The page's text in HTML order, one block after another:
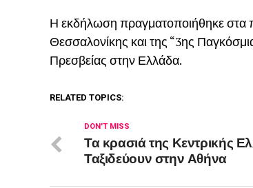
Η εκδήλωση πραγματοποιήθηκε στα
Θεσσαλονίκης και της “3ης
Πρεσβείας στην Ελλάδα.
RELATED TOPICS:
DON'T MISS
Τα κρασιά της Κεντρικής
Ταξιδεύουν στην Αθήνα